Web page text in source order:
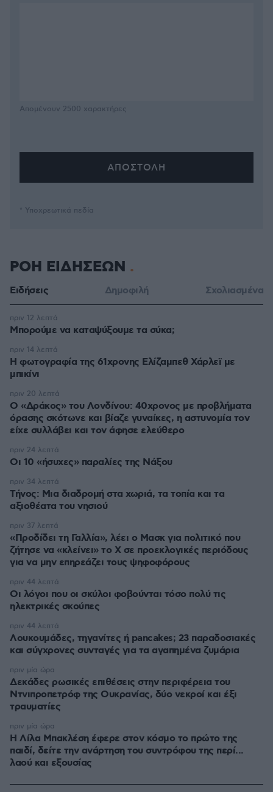
Απομένουν 2500 χαρακτήρες
* Υποχρεωτικά πεδία
ΡΟΗ ΕΙΔΗΣΕΩΝ
Ειδήσεις Δημοφιλή Σχολιασμένα
Μπορούμε να καταψύξουμε τα σύκα;
πριν 12 λεπτά
Η φωτογραφία της 61χρονης Ελίζαμπεθ Χάρλεϊ με
μπικίνι
πριν 14 λεπτά
Ο «Δράκος» του Λονδίνου: 40χρονος με προβλήματα
όρασης σκότωνε και βίαζε γυναίκες, η αστυνομία τον
είχε συλλάβει και τον άφησε ελεύθερο
πριν 20 λεπτά
Οι 10 «ήσυχες» παραλίες της Νάξου
πριν 24 λεπτά
Τήνος: Μια διαδρομή στα χωριά, τα τοπία και τα
αξιοθέατα του νησιού
πριν 34 λεπτά
«Προδίδει τη Γαλλία», λέει ο Μασκ για πολιτικό που
ζήτησε να «κλείνει» το X σε προεκλογικές περιόδους
για να μην επηρεάζει τους ψηφοφόρους
πριν 37 λεπτά
Οι λόγοι που οι σκύλοι φοβούνται τόσο πολύ τις
ηλεκτρικές σκούπες
πριν 44 λεπτά
Λουκουμάδες, τηγανίτες ή pancakes; 23 παραδοσιακές
και σύγχρονες συνταγές για τα αγαπημένα ζυμάρια
πριν 44 λεπτά
Δεκάδες ρωσικές επιθέσεις στην περιφέρεια του
Ντνιπροπετρόφ της Ουκρανίας, δύο νεκροί και έξι
τραυματίες
πριν μία ώρα
Η Λίλα Μπακλέση έφερε στον κόσμο το πρώτο της
παιδί, δείτε την ανάρτηση του συντρόφου της περί...
λαού και εξουσίας
πριν μία ώρα